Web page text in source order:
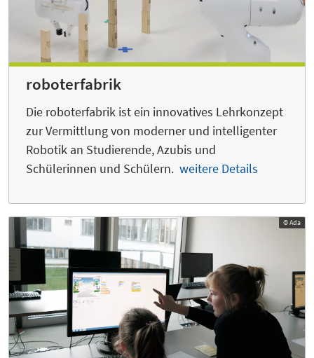
roboterfabrik
Die roboterfabrik ist ein innovatives Lehrkonzept
zur Vermittlung von moderner und intelligenter
Robotik an Studierende, Azubis und
Schülerinnen und Schülern. weitere Details
© Ada